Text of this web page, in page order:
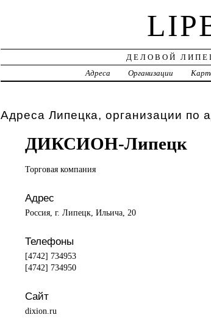
ДЕЛОВОЙ
Адреса
Организации
Адреса Липецка, организации по
ДИКСИОН-Липецк
Торговая компания
Адрес
Россия, г. Липецк, Ильича, 20
Телефоны
[4742] 734953
[4742] 734950
Сайт
dixion.ru